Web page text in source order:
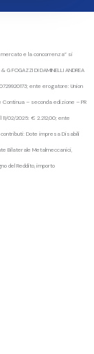
mercato e la concorrenza” si
FOGAZZI DI DAMINELLI ANDREA
00729920173; ente erogatore: Union
– seconda edizione – PR
02/2025: € 2.212,00; ente
Dote impresa Disabili
Bilaterale Metalmeccanici,
del Reddito, importo